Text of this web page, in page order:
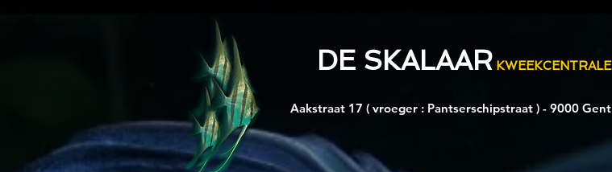
DE SKALAAR KWEEKCENTRALE
Aakstraat 17 ( vroeger : Pantserschipstraat ) - 9000 Gent